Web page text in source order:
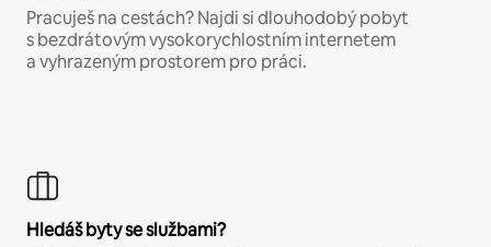
Pracuješ na cestách? Najdi si dlouhodobý pobyt
s bezdrátovým vysokorychlostním internetem
a vyhrazeným prostorem pro práci.
Hledáš byty se službami?